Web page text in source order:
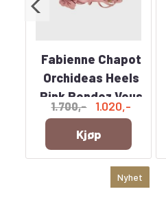
Fabienne Chapot
Orchideas Heels
Pink Rendez Vous
1.700,-
1.020,-
Kjøp
Nyhet